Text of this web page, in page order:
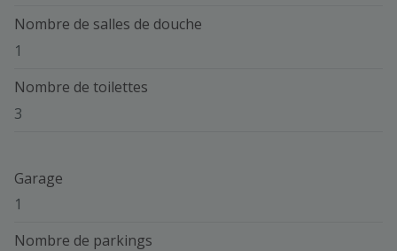
Nombre de salles de douche
1
Nombre de toilettes
3
Garage
1
Nombre de parkings